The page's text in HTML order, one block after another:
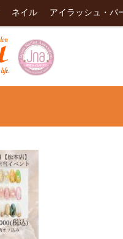
ネイル アイラッシュ・パ